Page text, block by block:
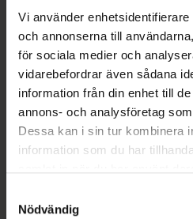
Vi använder
och annonserna till
för sociala medier och
vidarebefordrar även sådana
information från din enhet till
annons- och analysföretag
Dessa kan i sin tur kombinera
information som du har
återkalla ditt samtycke via
Nödvändig